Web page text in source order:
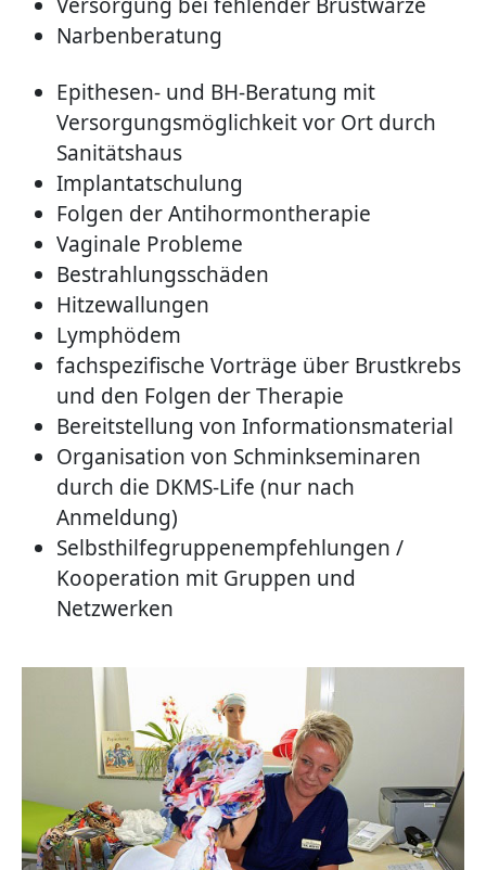
Narbenberatung
Epithesen- und BH-Beratung mit
Versorgungsmöglichkeit vor Ort durch
Sanitätshaus
Implantatschulung
Folgen der Antihormontherapie
Vaginale Probleme
Bestrahlungsschäden
Hitzewallungen
Lymphödem
fachspezifische Vorträge über Brustkrebs
und den Folgen der Therapie
Bereitstellung von Informationsmaterial
Organisation von Schminkseminaren
durch die DKMS-Life (nur nach
Anmeldung)
Selbsthilfegruppenempfehlungen /
Kooperation mit Gruppen und
Netzwerken